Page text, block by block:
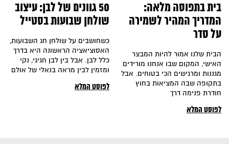
50 גוונים של לבן: עיצוב
שולחן שבועות בסטייל
כשחושבים על שולחן חג השבועות,
האסוציאציה הראשונה היא בדרך
כלל לבן. אבל בין לבן חגיגי, נקי
ומזמין לבין מראה בנאלי של אולם
לפוסט המלא
בית בתפוסה מלאה:
המדריך המהיר לשמירה
על סדר
הבית שלנו אמור להיות המבצר
האישי, המקום שבו אנחנו מורידים
מגננות ומרגישים הכי בטוחים. אבל
בתקופה שבה המציאות בחוץ
חודרת פנימה דרך
לפוסט המלא